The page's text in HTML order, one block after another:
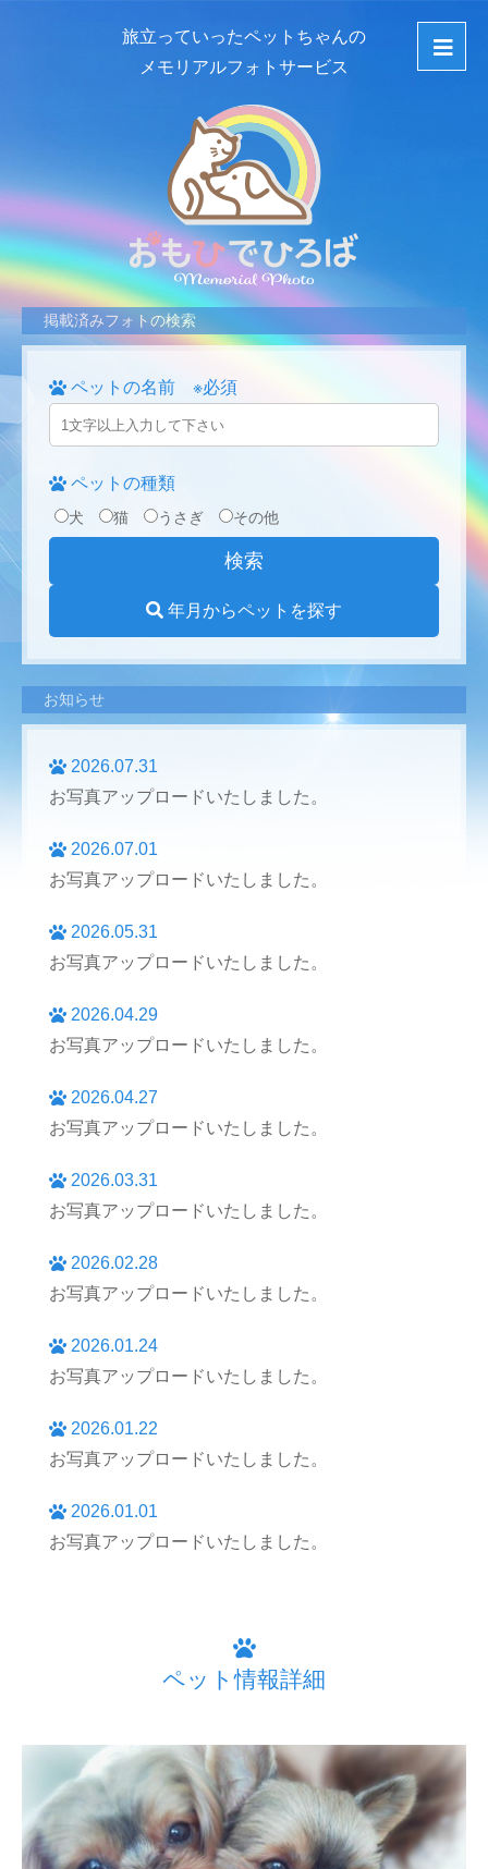
旅立っていったペットちゃんの
メモリアルフォトサービス
掲載済みフォトの検索
ペットの名前 ※必須
ペットの種類
犬 猫 うさぎ その他
年月からペットを探す
お知らせ
2026.07.31
お写真アップロードいたしました。
2026.07.01
お写真アップロードいたしました。
2026.05.31
お写真アップロードいたしました。
2026.04.29
お写真アップロードいたしました。
2026.04.27
お写真アップロードいたしました。
2026.03.31
お写真アップロードいたしました。
2026.02.28
お写真アップロードいたしました。
2026.01.24
お写真アップロードいたしました。
2026.01.22
お写真アップロードいたしました。
2026.01.01
お写真アップロードいたしました。
ペット情報詳細